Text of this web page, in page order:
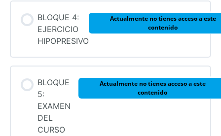
BLOQUE 4:
EJERCICIO
HIPOPRESIVO
Actualmente no tienes acceso a este
contenido
BLOQUE
5:
EXAMEN
DEL
CURSO
Actualmente no tienes acceso a este
contenido